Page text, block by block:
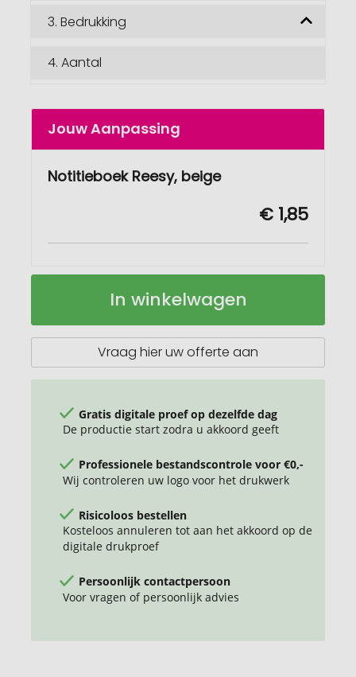
3. Bedrukking
4. Aantal
Jouw Aanpassing
Notitieboek Reesy, beige
€ 1,85
Notitieboek
Op
In winkelwagen
Vraag hier uw offerte aan
Gratis digitale proef op dezelfde dag
De productie start zodra u akkoord geeft
Professionele bestandscontrole voor €0,-
Wij controleren uw logo voor het drukwerk
Risicoloos bestellen
Kosteloos annuleren tot aan het akkoord op de
digitale drukproef
Persoonlijk contactpersoon
Voor vragen of persoonlijk advies